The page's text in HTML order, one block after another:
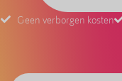
Geen verborgen kosten